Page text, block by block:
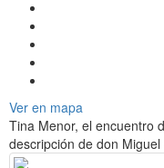
Ver en mapa
Tina Menor, el encuentro
descripción de don